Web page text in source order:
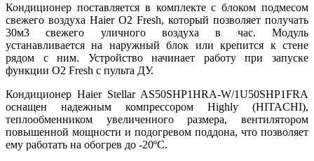
Кондиционер поставляется в комплекте с блоком подмесом
свежего воздуха Haier O2 Fresh, который позволяет получать
30м3 свежего уличного воздуха в час. Модуль
устанавливается на наружный блок или крепится к стене
рядом с ним. Устройство начинает работу при запуске
функции O2 Fresh с пульта ДУ.
Кондиционер Haier Stellar AS50SHP1HRA-W/1U50SHP1FRA
оснащен надежным компрессором Highly (HITACHI),
теплообменником увеличенного размера, вентилятором
повышенной мощности и подогревом поддона, что позволяет
ему работать на обогрев до -20ºС.